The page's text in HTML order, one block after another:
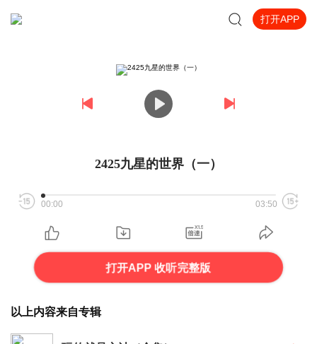
打开APP
2425九星的世界（一）
00:00 03:50
打开APP 收听完整版
以上内容来自专辑